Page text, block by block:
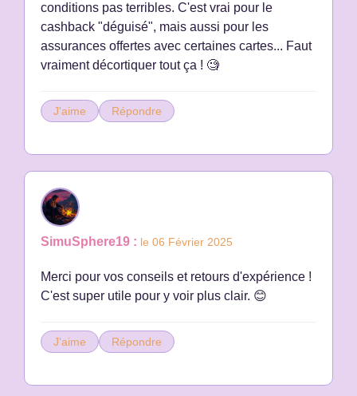
conditions pas terribles. C'est vrai pour le
cashback "déguisé", mais aussi pour les
assurances offertes avec certaines cartes... Faut
vraiment décortiquer tout ça ! 🧐
J'aime Répondre
SimuSphere19 : le 06 Février 2025
Merci pour vos conseils et retours d'expérience !
C'est super utile pour y voir plus clair. 😊
J'aime Répondre